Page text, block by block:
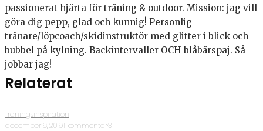
passionerat hjärta för träning & outdoor. Mission: jag vill
göra dig pepp, glad och kunnig! Personlig
tränare/löpcoach/skidinstruktör med glitter i blick och
bubbel på kylning. Backintervaller OCH blåbärspaj. Så
jobbar jag!
Relaterat
Träningsinspiration
·december 6, 2019·1 kommentar·3